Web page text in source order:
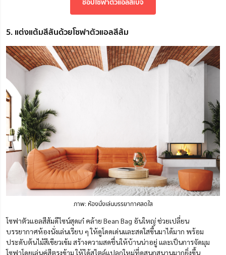
5. แต่งแต้มสีสันด้วยโซฟาตัวแอลสีส้ม
ภาพ: ห้องนั่งเล่นบรรยากาศสดใส
โซฟาตัวแอลสีส้มดีไซน์สุดเก๋ คล้าย Bean Bag อันใหญ่ ช่วยเปลี่ยน
บรรยากาศห้องนั่งเล่นเรียบ ๆ ให้ดูโดดเด่นและสดใสขึ้นมาได้มาก พร้อม
ประดับต้นไม้สีเขียวเข้ม สร้างความสดชื่นให้บ้านน่าอยู่ และเป็นการจัดมุม
โซฟาโดยเล่นคู่สีตรงข้าม ให้ได้สไตล์แปลกใหม่ที่ดูสนุกสนานมากยิ่งขึ้น